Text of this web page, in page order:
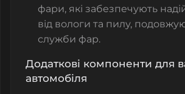
фари, які забезпечують
від вологи та пилу,
служби фар.
Додаткові компоненти для
автомобіля